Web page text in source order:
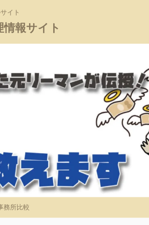
イト
報サイト
務所比較